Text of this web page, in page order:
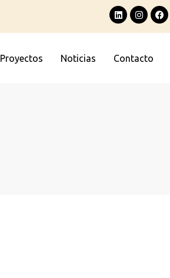
Proyectos Noticias Contacto